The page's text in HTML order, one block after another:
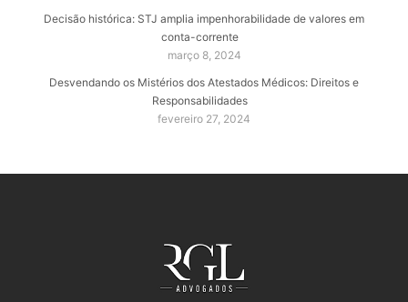
Decisão histórica: STJ amplia impenhorabilidade de valores em
conta-corrente
março 8, 2024
Desvendando os Mistérios dos Atestados Médicos: Direitos e
Responsabilidades
fevereiro 27, 2024